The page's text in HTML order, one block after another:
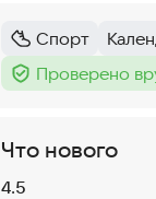
Категория
Спорт
Тег:
Тег :
Проверено
Что нового
Версия:
4.5